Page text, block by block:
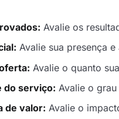
Avalie os
Avalie sua presença
Avalie o quanto
do serviço: Avalie o
de valor: Avalie o